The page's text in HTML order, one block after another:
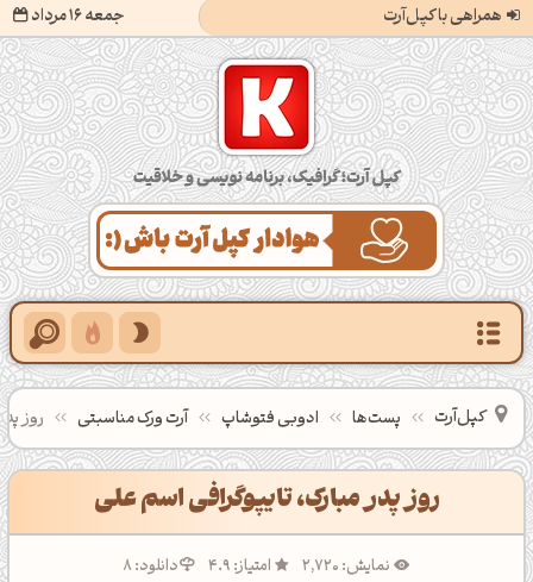
همراهی با کپل‌آرت جمعه 16 مرداد کپل‌آرت؛ گرافیک، برنامه‌نویسی و خلاقیت
کپل‌آرت پست‌ها ادوبی فتوشاپ آرت ورک مناسبتی روز
روز پدر مبارک، تایپوگرافی اسم علی
نمایش: 2,720 امتیاز: 4.9
دانلود: 8